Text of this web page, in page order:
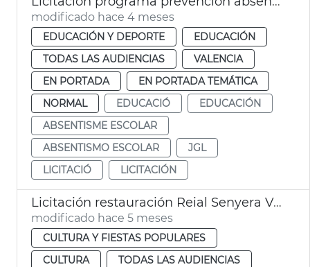
modificado hace 4 meses
EDUCACIÓN Y DEPORTE
EDUCACIÓN
TODAS LAS AUDIENCIAS
VALENCIA
EN PORTADA
EN PORTADA TEMÁTICA
NORMAL
EDUCACIÓ
EDUCACIÓN
ABSENTISME ESCOLAR
ABSENTISMO ESCOLAR
JGL
LICITACIÓ
LICITACIÓN
Licitación restauración Reial Senyera València
modificado hace 5 meses
CULTURA Y FIESTAS POPULARES
CULTURA
TODAS LAS AUDIENCIAS